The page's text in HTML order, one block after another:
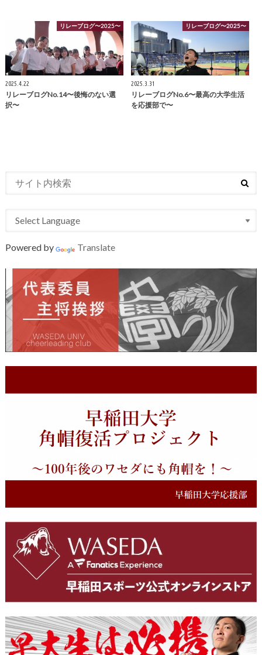
リレーブログ〜2025〜
2025.4.22
リレーブログNo.14〜後悔のない選
択〜
リレーブログ〜2025〜
2025.3.31
リレーブログNo.6〜最高の大学生活
を応援部で〜
Powered by Translate